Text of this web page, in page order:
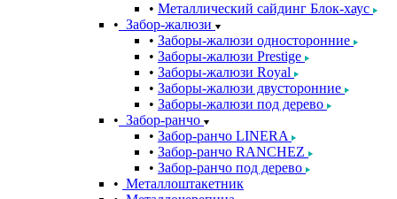
Металлический сайдинг Блок-хаус
Забор-жалюзи
Заборы-жалюзи односторонние
Заборы-жалюзи Prestige
Заборы-жалюзи Royal
Заборы-жалюзи двусторонние
Заборы-жалюзи под дерево
Забор-ранчо
Забор-ранчо LINERA
Забор-ранчо RANCHEZ
Забор-ранчо под дерево
Металлоштакетник